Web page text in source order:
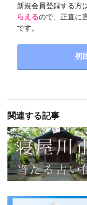
新規会員登録する方は
らえるので、正直に
です。
初
関連する記事